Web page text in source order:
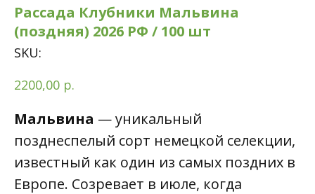
Рассада Клубники Мальвина
(поздняя) 2026 РФ / 100 шт
SKU:
2200,00 р.
Мальвина — уникальный
позднеспелый сорт немецкой селекции,
известный как один из самых поздних в
Европе. Созревает в июле, когда